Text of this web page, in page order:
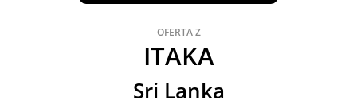
OFERTA Z
ITAKA
Sri Lanka